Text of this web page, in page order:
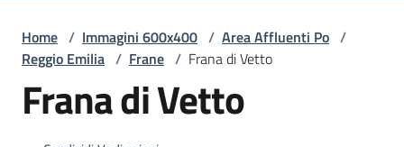
e la
protezione
Home / Immagini 600x400 / Area Affluenti Po /
Reggio Emilia / Frane / Frana di Vetto
Frana di Vetto